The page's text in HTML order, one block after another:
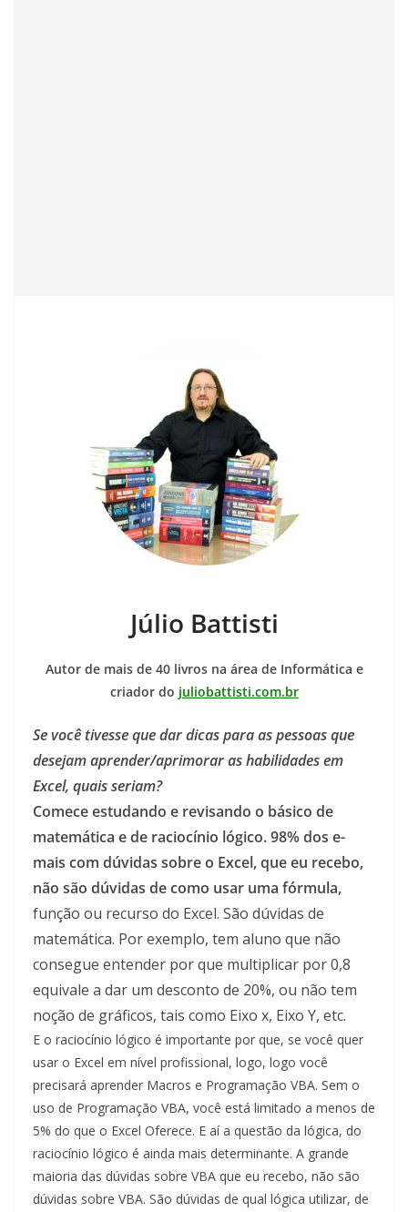
Júlio Battisti
Autor de mais de 40 livros na área de Informática e
criador do juliobattisti.com.br
Se você tivesse que dar dicas para as pessoas que
desejam aprender/aprimorar as habilidades em
Excel, quais seriam?
Comece estudando e revisando o básico de
matemática e de raciocínio lógico. 98% dos e-
mais com dúvidas sobre o Excel, que eu recebo,
não são dúvidas de como usar uma fórmula,
função ou recurso do Excel. São dúvidas de
matemática. Por exemplo, tem aluno que não
consegue entender por que multiplicar por 0,8
equivale a dar um desconto de 20%, ou não tem
noção de gráficos, tais como Eixo x, Eixo Y, etc.
E o raciocínio lógico é importante por que, se você quer
usar o Excel em nível profissional, logo, logo você
precisará aprender Macros e Programação VBA. Sem o
uso de Programação VBA, você está limitado a menos de
5% do que o Excel Oferece. E aí a questão da lógica, do
raciocínio lógico é ainda mais determinante. A grande
maioria das dúvidas sobre VBA que eu recebo, não são
dúvidas sobre VBA. São dúvidas de qual lógica utilizar, de